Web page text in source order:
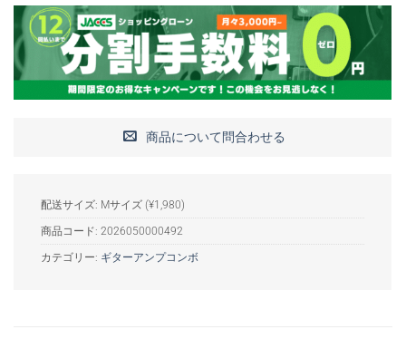
商品について問合わせる
配送サイズ: Mサイズ (¥1,980)
商品コード: 2026050000492
カテゴリー: ギターアンプコンボ